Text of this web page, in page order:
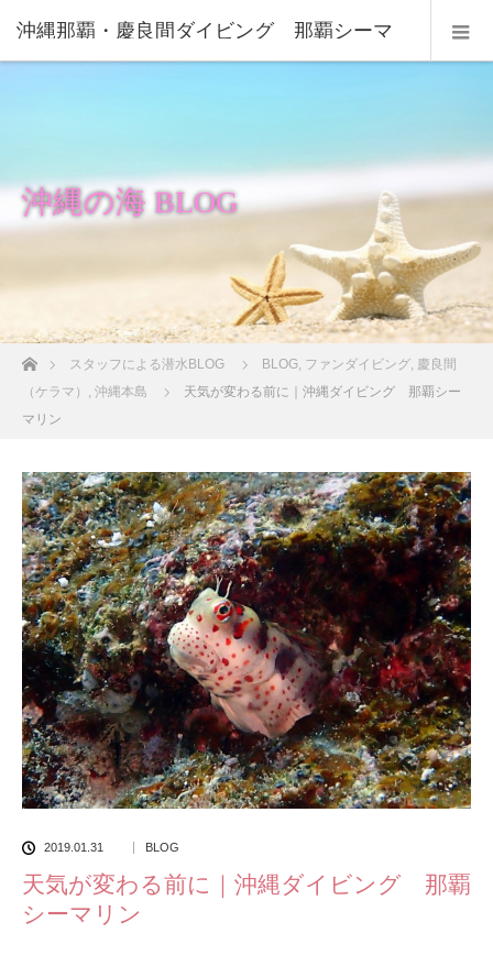
沖縄那覇・慶良間ダイビング 那覇シーマ
沖縄の海 BLOG
ホームスタッフによる潜水BLOG BLOG, ファンダイビング, 慶良間
（ケラマ） , 沖縄本島
天気が変わる前に｜沖縄ダイビング 那覇シー
マリン
2019.01.31 BLOG
天気が変わる前に｜沖縄ダイビング 那覇
シーマリン